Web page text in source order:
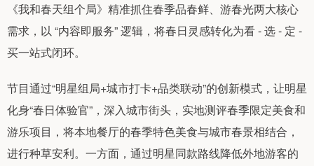
《我和春天组个局》精准抓住春季品春鲜、游春光两大核心
需求，以 “内容即服务” 逻辑，将春日灵感转化为看 - 选 - 定 -
买一站式闭环。
节目通过“明星组局+城市打卡+品类联动”的创新模式，让明星
化身“春日体验官”，深入城市街头，实地测评春季限定美食和
游乐项目，将本地餐厅的春季特色美食与城市春景相结合，
进行种草安利。一方面，通过明星同款路线降低外地游客的